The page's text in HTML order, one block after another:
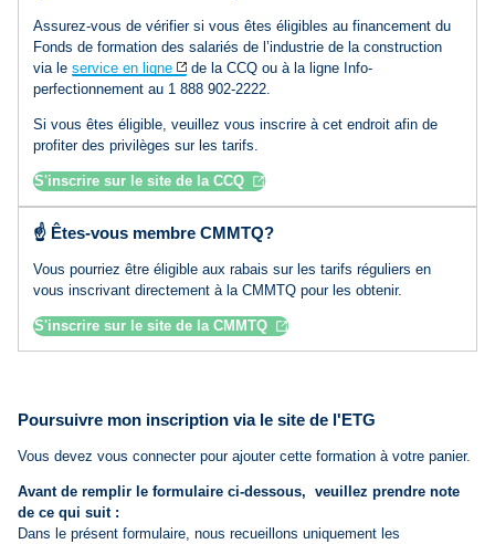
Assurez-vous de vérifier si vous êtes éligibles au financement du
Fonds de formation des salariés de l’industrie de la construction
via leservice en ligne
de la CCQ ou à la ligne Info-
perfectionnement au 1 888 902‑2222
Si vous êtes éligible, veuillez vous inscrire à cet endroit afin de
profiter des privilèges sur les tarifs.
S'inscrire sur le site de la CCQOuvrir dans un nouvel onglet
☝️ Êtes-vous membre CMMTQ?
Vous pourriez être éligible aux rabais sur les tarifs réguliers en
vous inscrivant directement à la CMMTQ pour les obtenir.
S'inscrire sur le site de la CMMTQ
Ouvrir dans un nouvel onglet
Poursuivre mon inscription via le site de l'ETG
Vous devez vous connecter pour ajouter cette formation à votre panier.
Avant de remplir le formulaire ci-dessous, veuillez prendre note
de ce qui suit :
Dans le présent formulaire, nous recueillons uniquement les